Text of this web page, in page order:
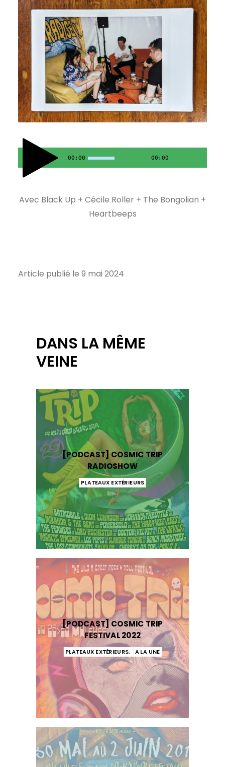
00:00 00:00
Avec Black Up + Cécile Roller + The Bongolian +
Heartbeeps
Article publié le 9 mai 2024
DANS LA MÊME
VEINE
[PODCAST] COSMIC TRIP
RADIOSHOW
PLATEAUX EXTÉRIEURS
[PODCAST] COSMIC TRIP
FESTIVAL 2022
PLATEAUX EXTÉRIEURS, A LA UNE